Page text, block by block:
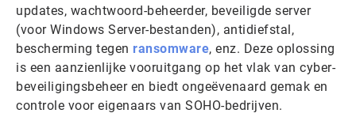
updates, wachtwoord-beheerder, beveiligde server
(voor Windows Server-bestanden), antidiefstal,
bescherming tegen ransomware, enz. Deze oplossing
is een aanzienlijke vooruitgang op het vlak van cyber-
beveiligingsbeheer en biedt ongeëvenaard gemak en
controle voor eigenaars van SOHO-bedrijven.